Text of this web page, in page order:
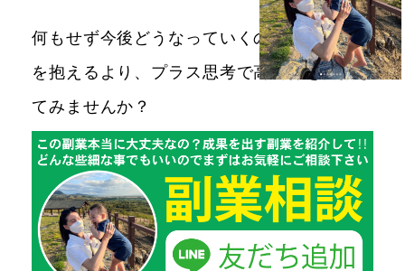
何もせず今後どうなっていくのだろうと不安
を抱えるより、プラス思考で高所得を目指し
てみませんか？